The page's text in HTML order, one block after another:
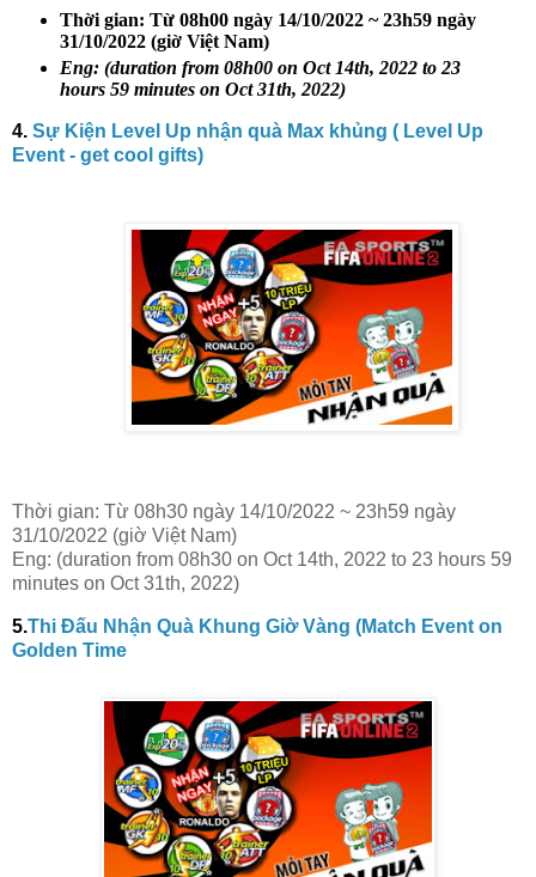
Thời gian: Từ 08h00 ngày 14/10/2022 ~ 23h59 ngày
31/10/2022 (giờ Việt Nam)
Eng: (duration from 08h00 on Oct 14th, 2022 to 23
hours 59 minutes on Oct 31th, 2022)
4. Sự Kiện Level Up nhận quà Max khủng ( Level Up
Event - get cool gifts)
Thời gian: Từ 08h30 ngày 14/10/2022 ~ 23h59 ngày
31/10/2022 (giờ Việt Nam)
Eng: (duration from 08h30 on Oct 14th, 2022 to 23 hours 59
minutes on Oct 31th, 2022)
5.Thi Đấu Nhận Quà Khung Giờ Vàng (Match Event on
Golden Time